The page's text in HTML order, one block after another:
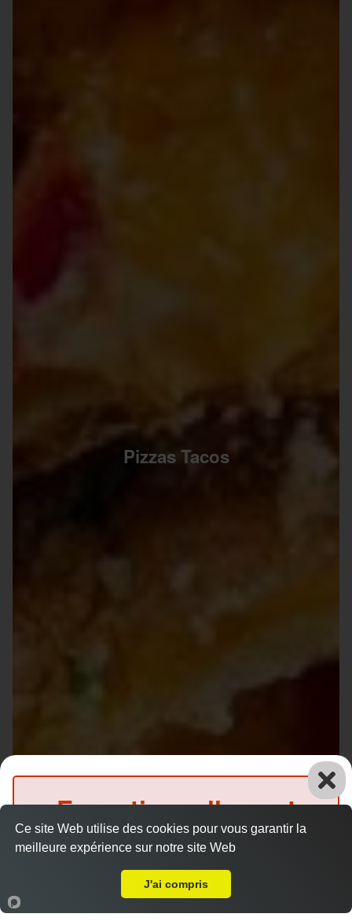
Pizzas Tacos
Accueil Panier Compte
Exceptionnellement
fermé
(Précommande possible)
Ce site Web utilise des cookies pour vous garantir la
meilleure expérience sur notre site Web
J'ai compris